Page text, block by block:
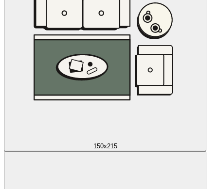
150x215